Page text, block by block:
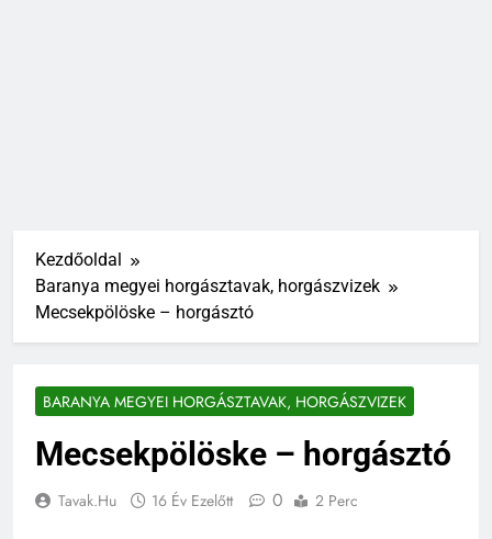
Kezdőoldal
Baranya megyei horgásztavak, horgászvizek
Mecsekpölöske – horgásztó
BARANYA MEGYEI HORGÁSZTAVAK, HORGÁSZVIZEK
Mecsekpölöske – horgásztó
Tavak.hu 16 Év Ezelőtt 0 2 Perc